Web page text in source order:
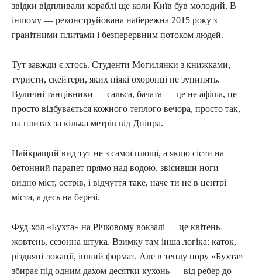
звідки відпливали кораблі ще коли Київ був молодий. В
іншому — реконструйована набережна 2015 року з
гранітними плитами і безперервним потоком людей.
Тут завжди є хтось. Студенти Могилянки з книжками,
туристи, скейтери, яких ніякі охоронці не зупинять.
Вуличні танцівники — сальса, бачата — це не афіша, це
просто відбувається кожного теплого вечора, просто так,
на плитах за кілька метрів від Дніпра.
Найкращий вид тут не з самої площі, а якщо сісти на
бетонний парапет прямо над водою, звісивши ноги —
видно міст, острів, і відчуття таке, наче ти не в центрі
міста, а десь на березі.
Фуд-хол «Бухта» на Річковому вокзалі — це квітень-
жовтень, сезонна штука. Взимку там інша логіка: каток,
різдвяні локації, інший формат. Але в теплу пору «Бухта»
збирає під одним дахом десятки кухонь — від ребер до